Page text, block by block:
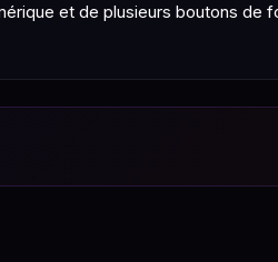
et de plusieurs boutons de